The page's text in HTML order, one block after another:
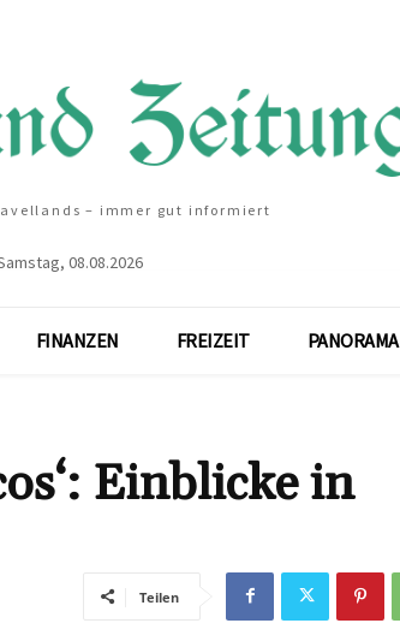
– immer gut informiert
08.08.2026
FINANZEN FREIZEIT PANORAMA
Einblicke in
Teilen